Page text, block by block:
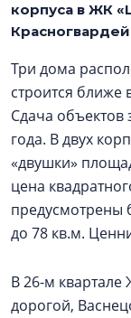
корпуса в ЖК
Три дома
строится ближе
Сдача объектов
года. В двух
«двушки»
цена
предусмотрены
до 78 кв.м.
В 26-м
дорогой,